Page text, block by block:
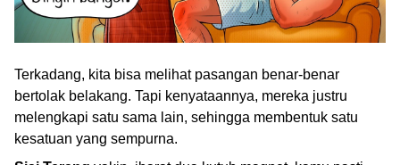
Terkadang, kita bisa melihat pasangan benar-benar
bertolak belakang. Tapi kenyataannya, mereka justru
melengkapi satu sama lain, sehingga membentuk satu
kesatuan yang sempurna.